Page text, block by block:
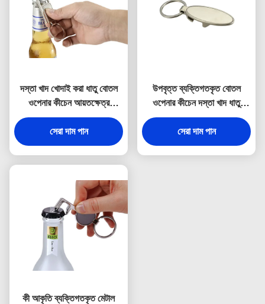
দস্তা খাদ খোদাই করা ধাতু বোতল
ওপেনার কীচেন আয়তক্ষেত্র
স্যুভেনির
সেরা দাম পান
উপবৃত্ত ব্যক্তিগতকৃত বোতল
ওপেনার কীচেন দস্তা খাদ ধাতু
খোদাই করা কীরিং
সেরা দাম পান
কী আকৃতি ব্যক্তিগতকৃত মেটাল